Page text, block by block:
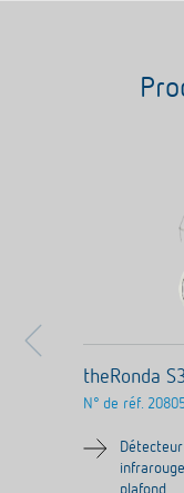
theRonda
N° de réf.
plafond